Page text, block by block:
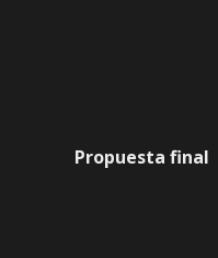
Propuesta final